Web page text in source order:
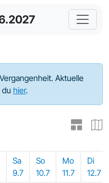
Aktuelle
du hier.
Sa
9.7
So
10.7
Mo
11.7
Di
12.7